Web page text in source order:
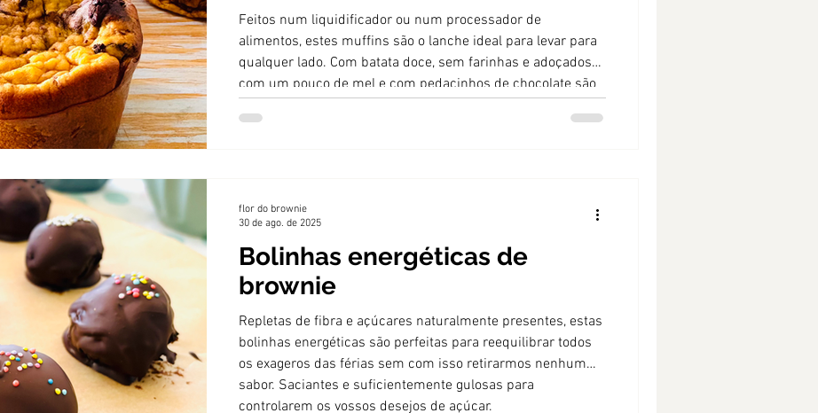
Feitos num liquidificador ou num processador de
alimentos, estes muffins são o lanche ideal para levar para
qualquer lado. Com batata doce, sem farinhas e adoçados
com um pouco de mel e com pedacinhos de chocolate são
o sabor.
Bolinhas energéticas de
brownie
Repletas de fibra e açúcares naturalmente presentes, estas
bolinhas energéticas são perfeitas para reequilibrar todos
os exageros das férias sem com isso retirarmos nenhum
sabor. Saciantes e suficientemente gulosas para
controlarem os vossos desejos de açúcar.
flor do brownie
30 de ago. de 2025